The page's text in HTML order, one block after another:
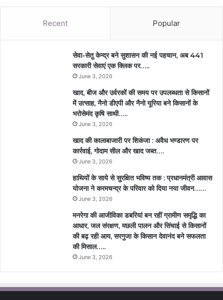
Recent Popular
सेवा-सेतु केन्द्र बने सुशासन की नई पहचान, अब 441
सरकारी सेवाएं एक क्लिक पर…..
June 3, 2026
खाद, बीज और उर्वरकों की समय पर उपलब्धता से किसानों
में उत्साह, नैनो डीएपी और नैनो यूरिया बने किसानों के
भरोसेमंद कृषि साथी…..
June 3, 2026
खाद की कालाबाजारी पर शिकंजा : अवैध भण्डारण पर
कार्रवाई, गोदाम सील और खाद जब्त….
June 3, 2026
हाथियों के साये से सुरक्षित भविष्य तक : प्रधानमंत्री आवास
योजना ने करमचन्द्र के परिवार को दिया नया जीवन……
June 3, 2026
मनरेगा की आजीविका डबरियां बन रहीं ग्रामीण समृद्धि का
आधार, जल संरक्षण, मछली पालन और सिंचाई से किसानों
की बढ़ रही आय, सरगुजा के किसान देवानंद बने सफलता
की मिसाल…..
June 3, 2026